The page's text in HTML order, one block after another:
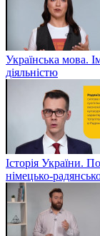
Українська мова.
діяльністю
Історія України.
німецько-